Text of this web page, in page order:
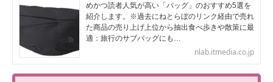
めかつ読者人気が高い「バッグ」のおすすめ5選を
紹介します。※過去にねとらぼのリンク経由で売れ
た商品の売り上げ上位から抽出食べ歩きや散策に最
適：旅行のサブバッグにも…
nlab.itmedia.co.jp